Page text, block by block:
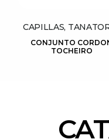
CAPILLAS,
CONJUNTO
TOCHEIRO